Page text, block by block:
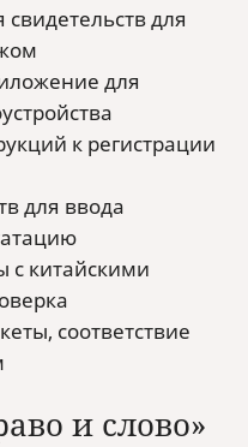
для
для
к регистрации
для ввода
с китайскими
соответствие
и слово»